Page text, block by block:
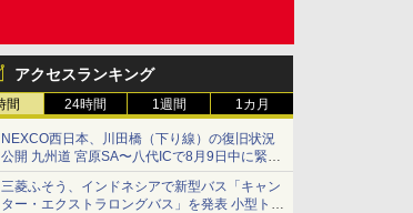
アクセスランキング
間 24時間 1週間 1カ月
NEXCO西日本、川田橋（下り線）の復旧状況
公開 九州道 宮原SA〜八代ICで8月9日中に緊急
車両を通行可能に
三菱ふそう、インドネシアで新型バス「キャン
ター・エクストラロングバス」を発表 小型トラ